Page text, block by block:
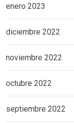
enero 2023
diciembre 2022
noviembre 2022
octubre 2022
septiembre 2022